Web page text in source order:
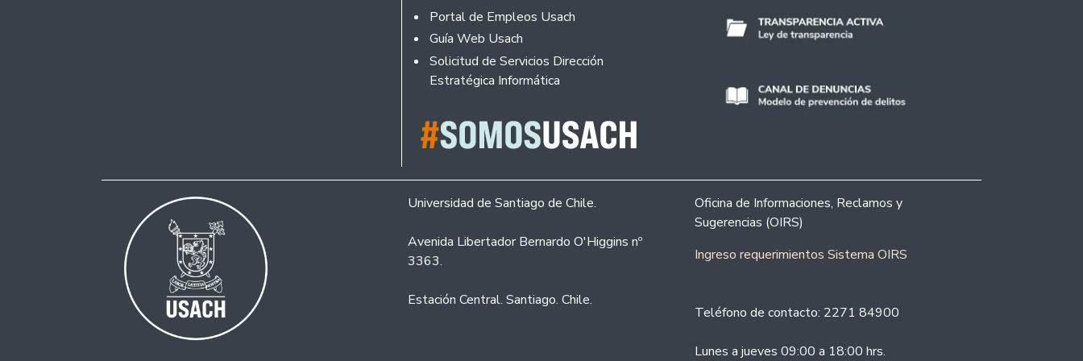
Portal de Empleos Usach
Guía Web Usach
Solicitud de Servicios Dirección
Estratégica Informática
Universidad de Santiago de Chile.
Avenida Libertador Bernardo O'Higgins nº
3363.
Estación Central. Santiago. Chile.
Oficina de Informaciones, Reclamos y
Sugerencias (OIRS)
Ingreso requerimientos Sistema OIRS
Teléfono de contacto: 2271 84900
Lunes a jueves 09:00 a 18:00 hrs.